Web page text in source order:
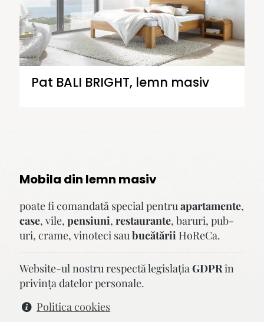
Pat BALI BRIGHT, lemn masiv
Mobila din lemn masiv
poate fi comandată special pentru apartamente,
case, vile, pensiuni, restaurante, baruri, pub-
uri, crame, vinoteci sau bucătării HoReCa.
Website-ul nostru respectă legislaţia GDPRîn
privinţa datelor personale.
Politica cookies